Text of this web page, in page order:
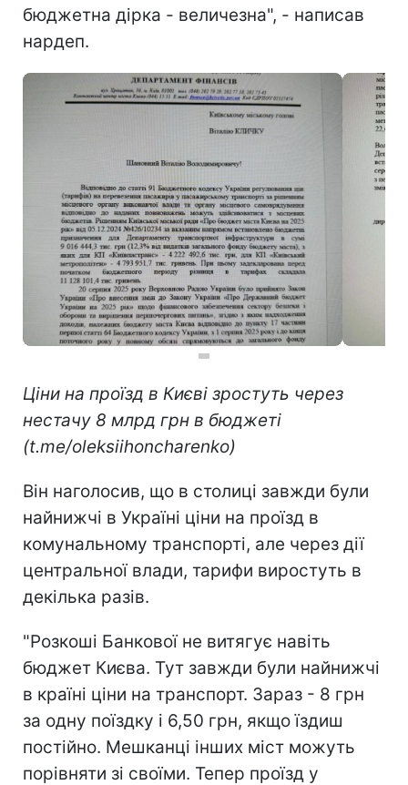
бюджетна дірка - величезна", - написав
нардеп.
Ціни на проїзд в Києві зростуть через
нестачу 8 млрд грн в бюджеті
(t.me/oleksiihoncharenko)
Він наголосив, що в столиці завжди були
найнижчі в Україні ціни на проїзд в
комунальному транспорті, але через дії
центральної влади, тарифи виростуть в
декілька разів.
"Розкоші Банкової не витягує навіть
бюджет Києва. Тут завжди були найнижчі
в країні ціни на транспорт. Зараз - 8 грн
за одну поїздку і 6,50 грн, якщо їздиш
постійно. Мешканці інших міст можуть
порівняти зі своїми. Тепер проїзд у